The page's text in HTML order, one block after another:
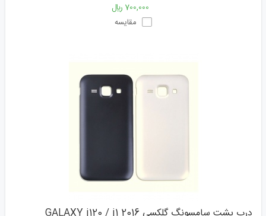
700,000 ﷼
مقایسه